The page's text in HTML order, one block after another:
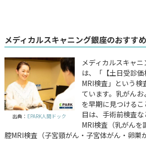
メディカルスキャニング銀座のおすす
出典： EPARK人間ドック
メディカルスキャ
は、「【土日受診
MRI検査」という検
ています。乳がん
を早期に見つける
目は、手術前検査
MRI検査（乳がんを
腔MRI検査（子宮頸がん・子宮体がん・卵巣